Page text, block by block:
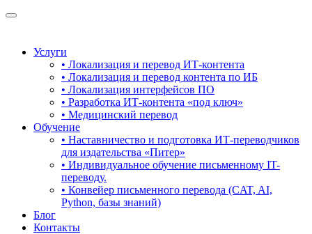
Услуги
• Локализация и перевод ИТ-контента
• Локализация и перевод контента по ИБ
• Локализация интерфейсов ПО
• Разработка ИТ-контента «под ключ»
• Медицинский перевод
Обучение
• Наставничество и подготовка ИТ-переводчиков
для издательства «Питер»
• Индивидуальное обучение письменному IT-
переводу.
• Конвейер письменного перевода (CAT, AI,
Python, базы знаний)
Блог
Контакты